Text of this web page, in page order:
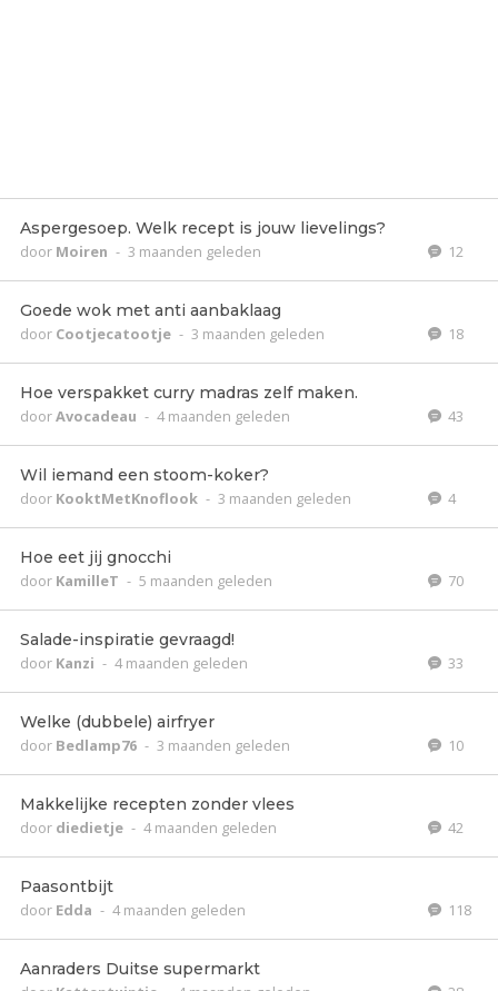
Aspergesoep. Welk recept is jouw lievelings?
door Moiren - 3 maanden geleden 12
Goede wok met anti aanbaklaag
door Cootjecatootje - 3 maanden geleden 18
Hoe verspakket curry madras zelf maken.
doorAvocadeau - 4 maanden geleden 43
Wil iemand een stoom-koker?
door KooktMetKnoflook - 3 maanden geleden 4
Hoe eet jij gnocchi
door KamilleT - 5 maanden geleden 70
Salade-inspiratie gevraagd!
door Kanzi - 4 maanden geleden 33
Welke (dubbele) airfryer
door Bedlamp76 - 3 maanden geleden 10
Makkelijke recepten zonder vlees
door diedietje - 4 maanden geleden 42
Paasontbijt
door Edda - 4 maanden geleden 118
Aanraders Duitse supermarkt